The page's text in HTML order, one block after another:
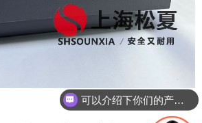
可以介绍下你们的产品么？